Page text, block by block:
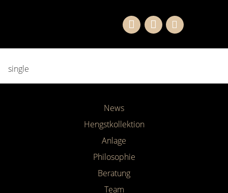
single
News
Hengstkollektion
Anlage
Philosophie
Beratung
Team